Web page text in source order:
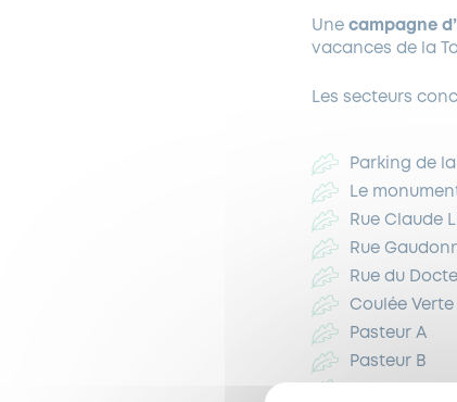
Une campagne
vacances de la
Les secteurs
Parking de
Le
Rue Claude
Rue
Rue du
Coulée Verte
Pasteur A
Pasteur B